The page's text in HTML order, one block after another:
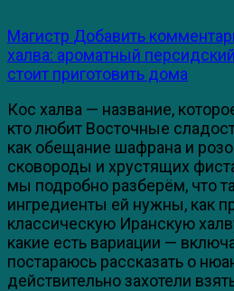
Магистр Добавить
халва: ароматный
стоит приготовить дома
Кос халва — название,
кто любит Восточные
как обещание шафрана и
сковороды и хрустящих
мы подробно разберём, что
ингредиенты ей нужны, как
классическую Иранскую
какие есть вариации —
постараюсь рассказать о
действительно захотели